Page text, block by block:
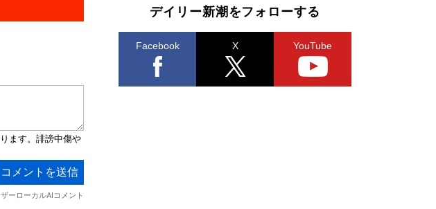
デイリー新潮をフォローする
Facebook X YouTube